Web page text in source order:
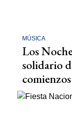
MÚSICA
Los
solidario
comienzos